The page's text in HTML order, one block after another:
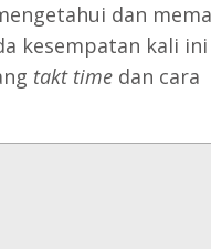
dan
kesempatan kali
takt timedan cara